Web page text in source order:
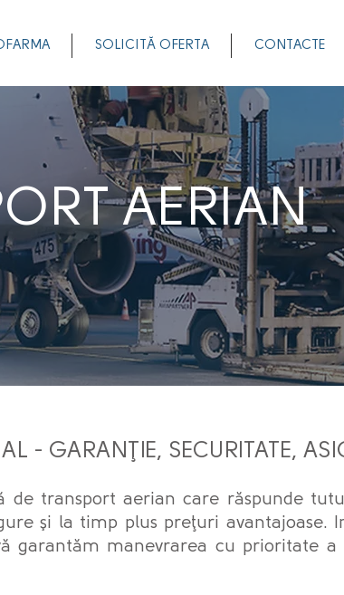
SOLICITĂ OFERTA CONTACTE
AERIAN
- GARANŢIE, SECURITATE,
de transport aerian care răspunde
şi la timp plus preţuri avantajoase.
garantăm manevrarea cu prioritate